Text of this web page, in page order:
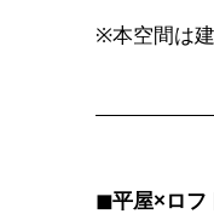
※本空間は
◼︎平屋×ロフ